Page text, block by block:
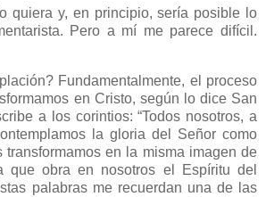
quiera y, en principio, sería posible lo
Pero a mí me parece difícil.
Fundamentalmente, el proceso
en Cristo, según lo dice San
a los corintios: “Todos nosotros, a
la gloria del Señor como
en la misma imagen de
que obra en nosotros el Espíritu del
palabras me recuerdan una de las